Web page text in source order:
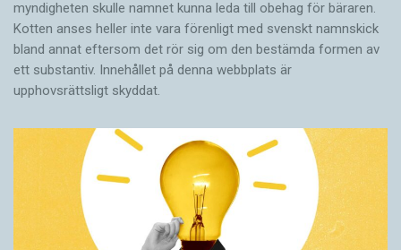
myndigheten skulle namnet kunna leda till obehag för bäraren.
Kotten anses heller inte vara förenligt med svenskt namnskick
bland annat eftersom det rör sig om den bestämda formen av
ett substantiv. Innehållet på denna webbplats är
upphovsrättsligt skyddat.